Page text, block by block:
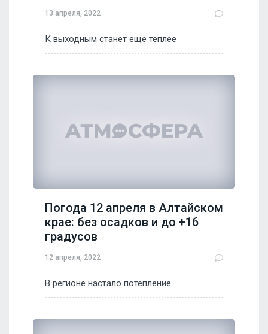
13 апреля, 2022
К выходным станет еще теплее
Погода 12 апреля в Алтайском
крае: без осадков и до +16
градусов
12 апреля, 2022
В регионе настало потепление